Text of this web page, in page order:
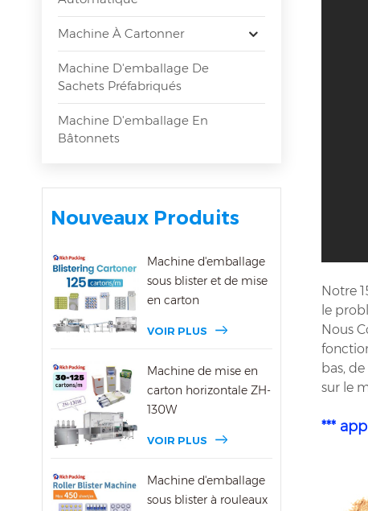
Machine À Cartonner
Machine D'emballage De
Sachets Préfabriqués
Machine D'emballage En
Bâtonnets
Nouveaux Produits
Machine d'emballage
sous blister et de mise
en carton
VOIR PLUS
Machine de mise en
carton horizontale ZH-
130W
VOIR PLUS
Machine d'emballage
sous blister à rouleaux
Notre
le
Nous
bas,
sur le
***